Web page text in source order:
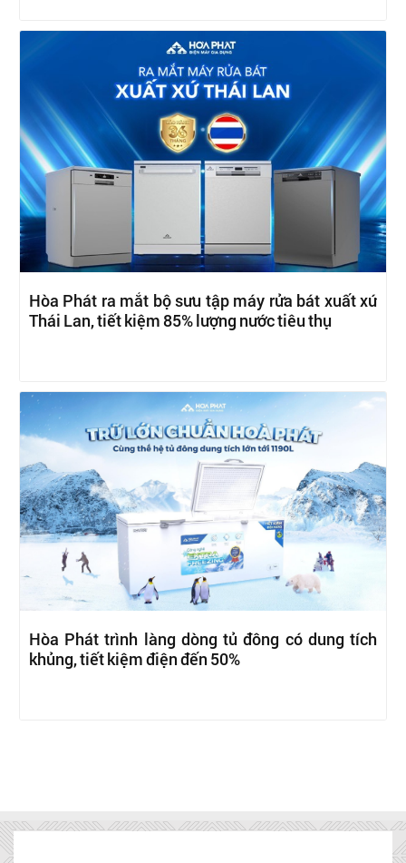
Hòa Phát ra mắt bộ sưu tập máy rửa bát xuất xứ
Thái Lan, tiết kiệm 85% lượng nước tiêu thụ
Hòa Phát trình làng dòng tủ đông có dung tích
khủng, tiết kiệm điện đến 50%